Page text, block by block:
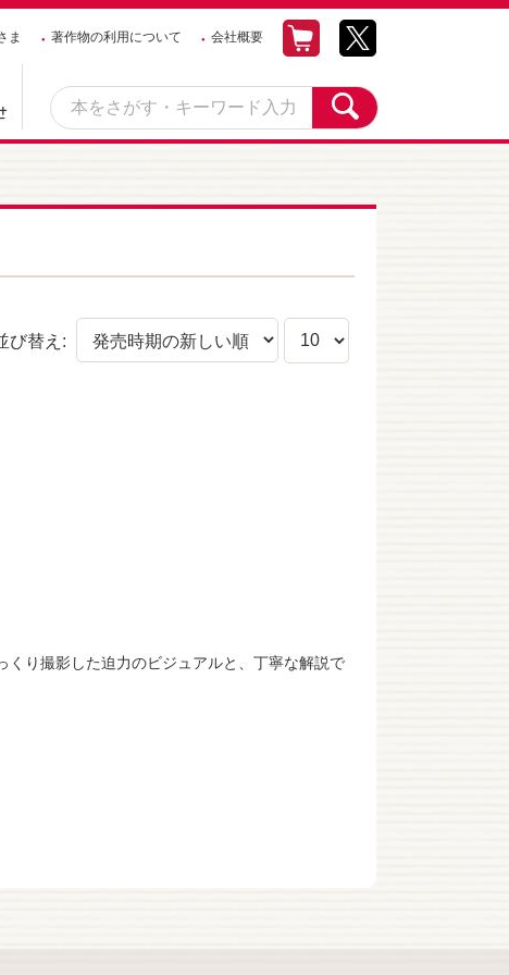
ま 著作物の利用について 会社概要
び替え:
り撮影した迫力のビジュアルと、丁寧な解説で